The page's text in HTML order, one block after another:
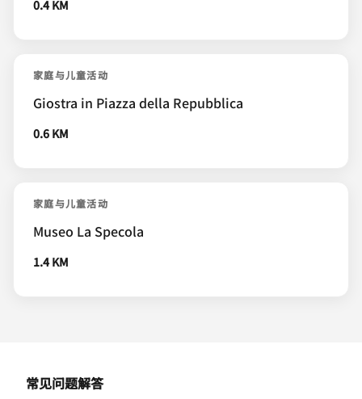
0.4 KM
家庭与儿童活动
Giostra in Piazza della Repubblica
0.6 KM
家庭与儿童活动
Museo La Specola
1.4 KM
常见问题解答